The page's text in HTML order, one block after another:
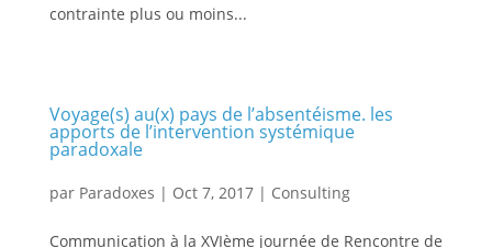
contrainte plus ou moins...
Voyage(s) au(x) pays de l’absentéisme. les
apports de l’intervention systémique
paradoxale
par Paradoxes | Oct 7, 2017| Consulting
Communication à la XVIème journée de Rencontre de